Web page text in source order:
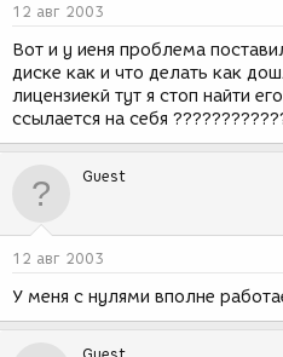
12 авг 2003
Вот и у иеня проблема
диске как и что делать как
лицензиекй тут я стоп найти
ссылается на себя
Guest
12 авг 2003
У меня с нулями вполне